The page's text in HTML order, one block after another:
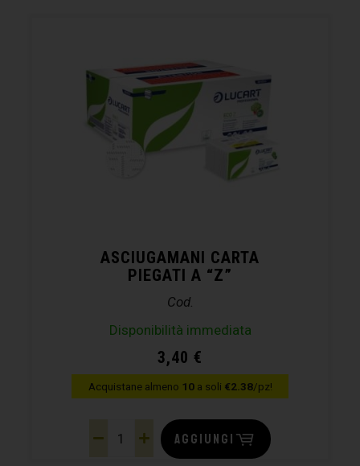
ASCIUGAMANI CARTA
PIEGATI A “Z”
Cod.
Disponibilità immediata
3,40 €
Acquistane almeno 10a soli €2.38/pz!
AGGIUNGI